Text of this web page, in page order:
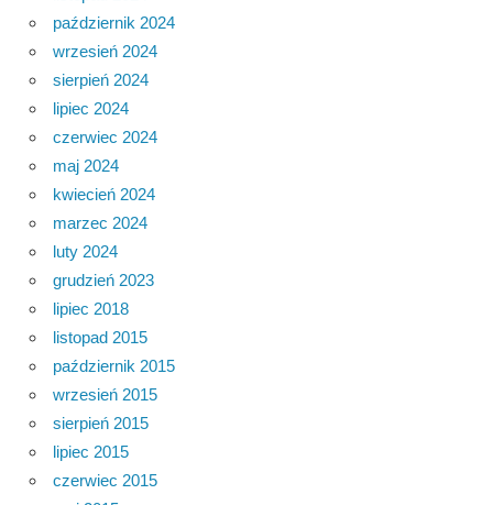
październik 2024
wrzesień 2024
sierpień 2024
lipiec 2024
czerwiec 2024
maj 2024
kwiecień 2024
marzec 2024
luty 2024
grudzień 2023
lipiec 2018
listopad 2015
październik 2015
wrzesień 2015
sierpień 2015
lipiec 2015
czerwiec 2015